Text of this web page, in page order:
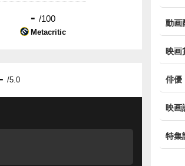
-/100
Metacritic
-/5.0
動画
映画
俳優
映画
特集